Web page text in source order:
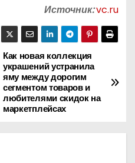
Источник:vc.ru
Как новая коллекция
украшений устранила
яму между дорогим
сегментом товаров и
любителями скидок на
маркетплейсах